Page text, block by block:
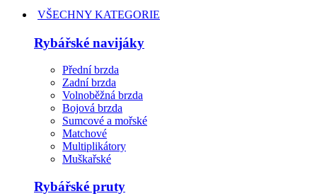
VŠECHNY KATEGORIE
Rybářské navijáky
Přední brzda
Zadní brzda
Volnoběžná brzda
Bojová brzda
Sumcové a mořské
Matchové
Multiplikátory
Muškařské
Rybářské pruty